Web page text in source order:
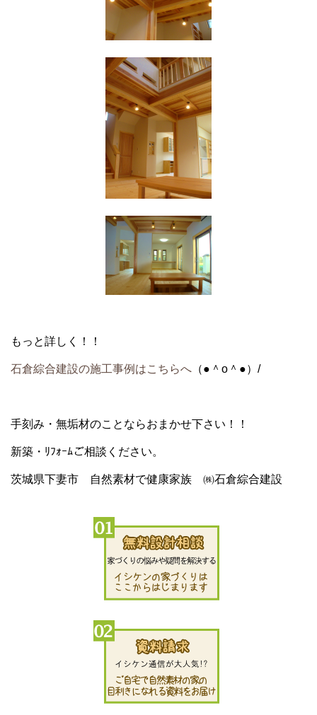
もっと詳しく！！
石倉綜合建設の施工事例はこちらへ （●＾o＾●）/
手刻み・無垢材のことならおまかせ下さい！！
新築・ﾘﾌｫｰﾑご相談ください。
茨城県下妻市 自然素材で健康家族 ㈱石倉綜合建設